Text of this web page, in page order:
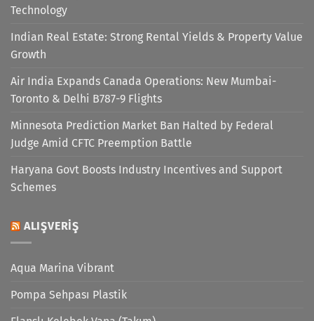
Technology
Indian Real Estate: Strong Rental Yields & Property Value
Growth
Air India Expands Canada Operations: New Mumbai-
Toronto & Delhi B787-9 Flights
Minnesota Prediction Market Ban Halted by Federal
Judge Amid CFTC Preemption Battle
Haryana Govt Boosts Industry Incentives and Support
Schemes
ALIŞVERIŞ
Aqua Marina Vibrant
Pompa Sehpası Plastik